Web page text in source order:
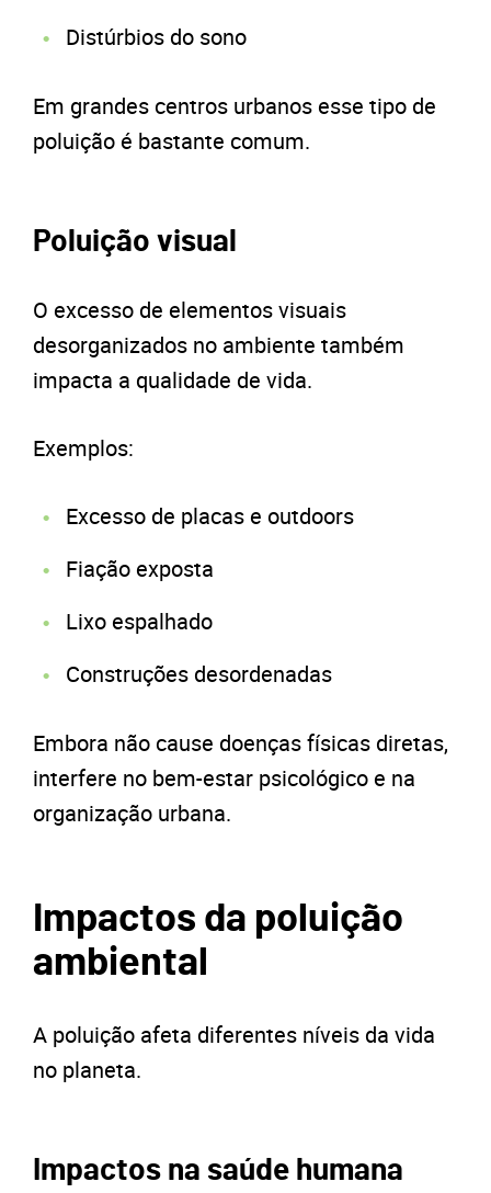
Distúrbios do sono
Em grandes centros urbanos esse tipo de
poluição é bastante comum.
Poluição visual
O excesso de elementos visuais
desorganizados no ambiente também
impacta a qualidade de vida.
Exemplos:
Excesso de placas e outdoors
Fiação exposta
Lixo espalhado
Construções desordenadas
Embora não cause doenças físicas diretas,
interfere no bem-estar psicológico e na
organização urbana.
Impactos da poluição
ambiental
A poluição afeta diferentes níveis da vida
no planeta.
Impactos na saúde humana